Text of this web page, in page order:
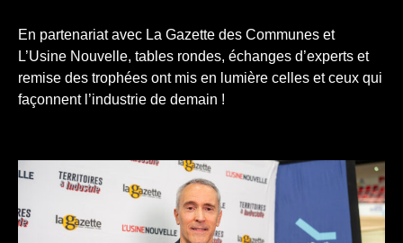
En partenariat avec La Gazette des Communes et
L’Usine Nouvelle, tables rondes, échanges d’experts et
remise des trophées ont mis en lumière celles et ceux qui
façonnent l’industrie de demain !